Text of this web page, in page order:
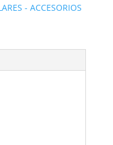
- ACCESORIOS